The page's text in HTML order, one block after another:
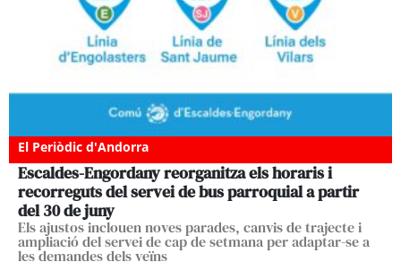
El Periòdic d'Andorra
Escaldes-Engordany reorganitza els horaris i
recorreguts del servei de bus parroquial a partir
del 30 de juny
Els ajustos inclouen noves parades, canvis de trajecte i
ampliació del servei de cap de setmana per adaptar-se a
les demandes dels veïns